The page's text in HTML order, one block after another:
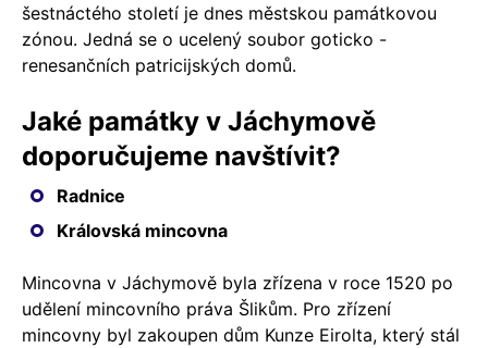
šestnáctého století je dnes městskou památkovou
zónou. Jedná se o ucelený soubor goticko -
renesančních patricijských domů.
Jaké památky v Jáchymově
doporučujeme navštívit?
Radnice
Královská mincovna
Mincovna v Jáchymově byla zřízena v roce 1520 po
udělení mincovního práva Šlikům. Pro zřízení
mincovny byl zakoupen dům Kunze Eirolta, který stál